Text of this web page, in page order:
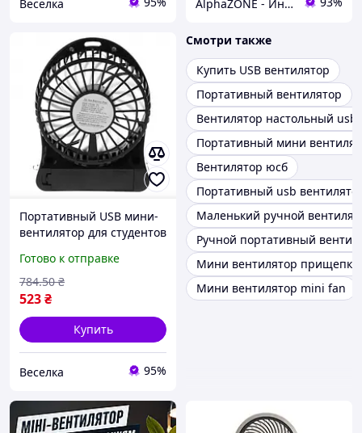
Веселка AlphaZONE - Интернет гипермаркет
Портативный USB мини-
вентилятор для студентов
источник прохлады в
жару FLAME
Готово к отправке
523₴
784.50 ₴
Купить
Веселка 95%
Смотри также
Купить USB вентилятор
Портативный вентилятор
Вентилятор настольный usb
Портативный мини
Вентилятор юсб
Портативный usb
Маленький ручной
Ручной портативный
Мини вентилятор прищепка
Мини вентилятор mini fan